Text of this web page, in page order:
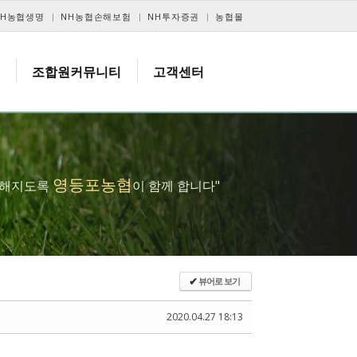
농협생명 NH농협손해보험 NH투자증권 농협몰
조합원커뮤니티 고객센터
지도록영등포농협이 함께 합니다"
✔뷰어로 보기
2020.04.27 18:13